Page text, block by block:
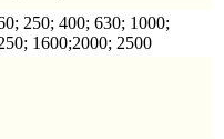
250; 400; 630; 1000;
1600;2000; 2500